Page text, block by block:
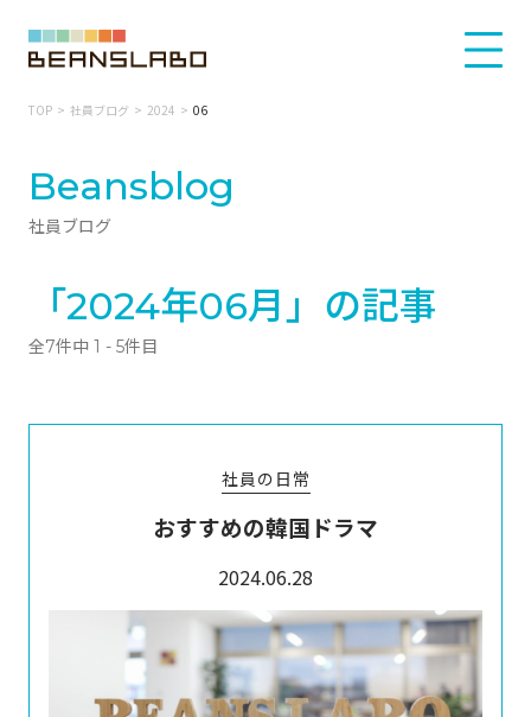
TOP 社員ブログ 2024 06
Beansblog
社員ブログ
「2024年06月」の記事
全7件中 1 - 5件目
社員の日常
おすすめの韓国ドラマ
2024.06.28